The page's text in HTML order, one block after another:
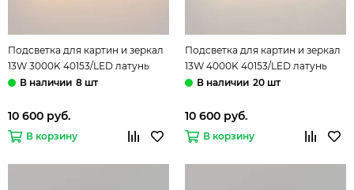
Подсветка для картин и зеркал
13W 3000K 40153/LED латунь
Luar Elektrostandard
8 шт
10 600 руб.
В корзину
Подсветка для картин и зеркал
13W 4000K 40153/LED латунь
Luar Elektrostandard
20 шт
10 600 руб.
В корзину